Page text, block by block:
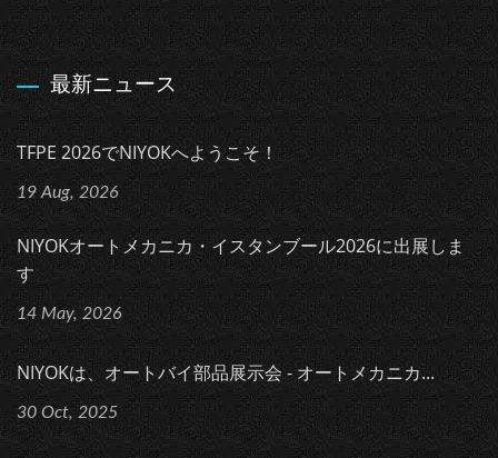
最新ニュース
TFPE 2026でNIYOKへようこそ！
19 Aug, 2026
NIYOKオートメカニカ・イスタンブール2026に出展しま
す
14 May, 2026
NIYOKは、オートバイ部品展示会 - オートメカニカ...
30 Oct, 2025